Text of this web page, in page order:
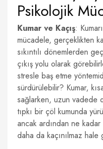
Psikolojik
Kumar ve Kaçış:
mücadele, gerçeklikten
sıkıntılı dönemlerden
çıkış yolu olarak
stresle baş etme
sürdürülebilir? Kumar,
sağlarken, uzun vadede
tıpkı bir çöl kumunda
ancak ardından ne kadar
daha da kaçınılmaz